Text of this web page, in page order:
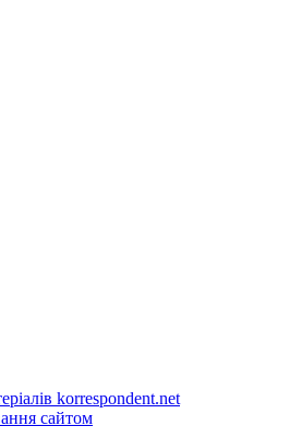
korrespondent.net
сайтом